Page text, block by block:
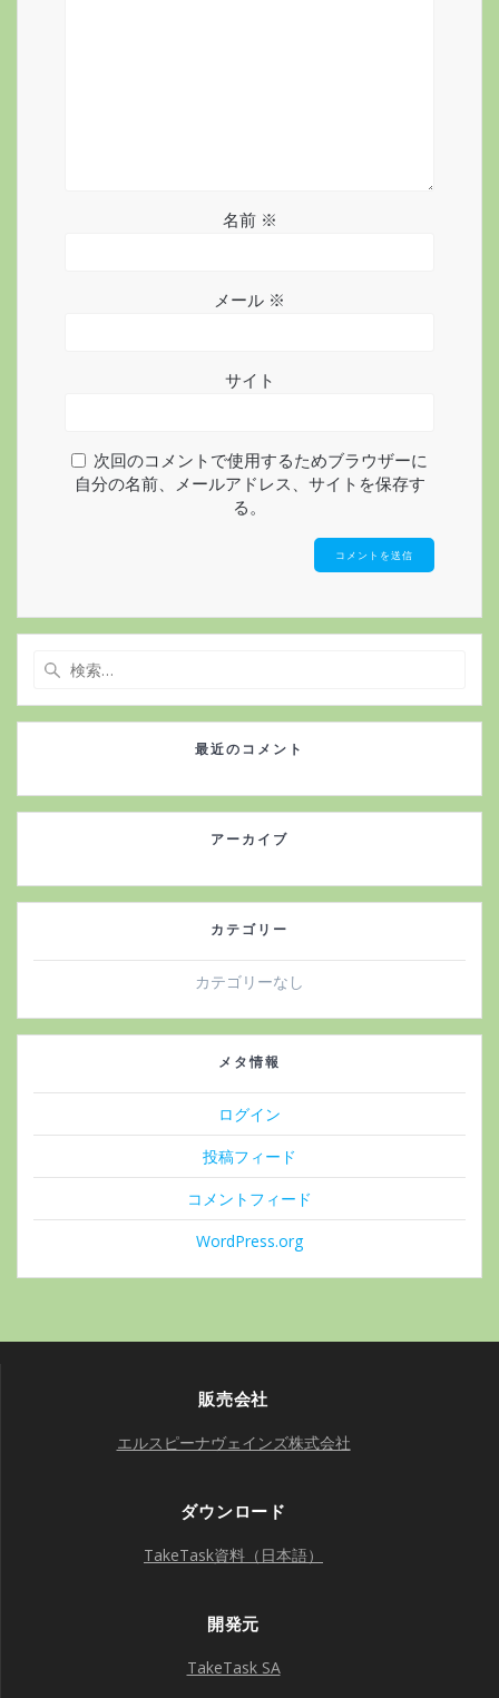
名前 ※
メール ※
サイト
次回のコメントで使用するためブラウザーに
自分の名前、メールアドレス、サイトを保存す
る。
最近のコメント
アーカイブ
カテゴリー
カテゴリーなし
メタ情報
ログイン
投稿フィード
コメントフィード
WordPress.org
販売会社
エルスピーナヴェインズ株式会社
ダウンロード
TakeTask資料（日本語）
開発元
TakeTask SA